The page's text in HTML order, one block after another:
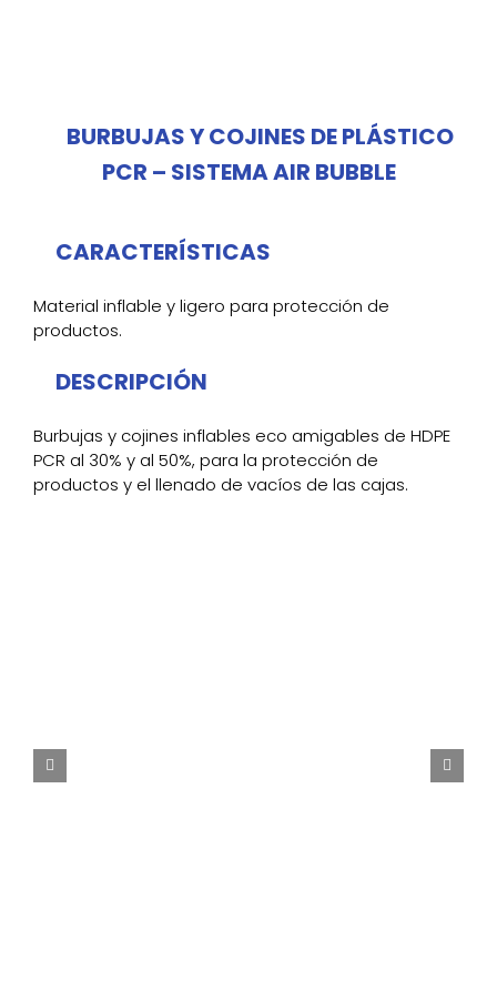
BURBUJAS Y COJINES DE PLÁSTICO
PCR – SISTEMA AIR BUBBLE
CARACTERÍSTICAS
Material inflable y ligero para protección de
productos.
DESCRIPCIÓN
Burbujas y cojines inflables eco amigables de HDPE
PCR al 30% y al 50%, para la protección de
productos y el llenado de vacíos de las cajas.